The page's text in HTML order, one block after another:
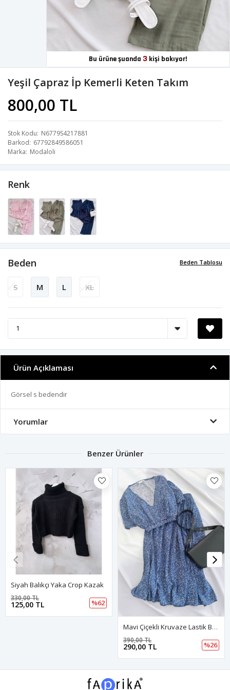
Bu ürüne şuanda 3 kişi bakıyor!
Yeşil Çapraz İp Kemerli Keten Takım
800,00 TL
Stok Kodu N6779S4217881
Barkod 67792849586051
Marka Modaloli
Renk
Beden Tablosu
Beden
S M L XL
Ürün Açıklaması
Görsel s bedendir
Yorumlar
Benzer Ürünler
Siyah Balıkçı Yaka Crop Kazak
125,00 TL
330,00 TL
%62
Mavi Çiçekli Kruvaze Lastik Bel Etek Takım
290,00 TL
390,00 TL
%26